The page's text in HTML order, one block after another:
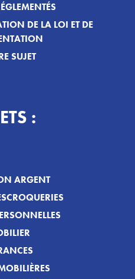
DE LA LOI ET DE
SUJET
:
ARGENT